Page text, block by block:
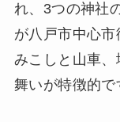
れ、3つの神社
が八戸市中心
みこしと山車
舞いが特徴的で